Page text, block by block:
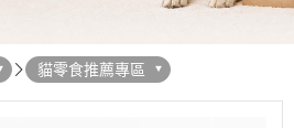
貓零食推薦專區